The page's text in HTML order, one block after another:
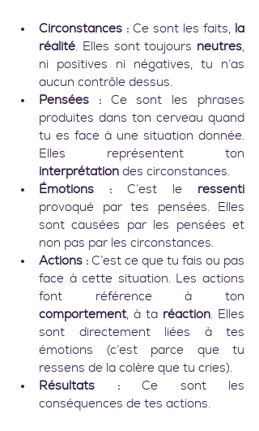
Circonstances : Ce sont les faits, la
réalité. Elles sont toujours neutres,
ni positives ni négatives, tu n’as
aucun contrôle dessus.
Pensées : Ce sont les phrases
produites dans ton cerveau quand
tu es face à une situation donnée.
interprétation des circonstances.
Émotions : C’est le ressenti
provoqué par tes pensées. Elles
sont causées par les pensées et
non pas par les circonstances.
Actions : C’est ce que tu fais ou pas
face à cette situation. Les actions
comportement, à ta réaction. Elles
sont directement liées à tes
émotions (c’est parce que tu
ressens de la colère que tu cries).
Résultats : Ce sont les
conséquences de tes actions.